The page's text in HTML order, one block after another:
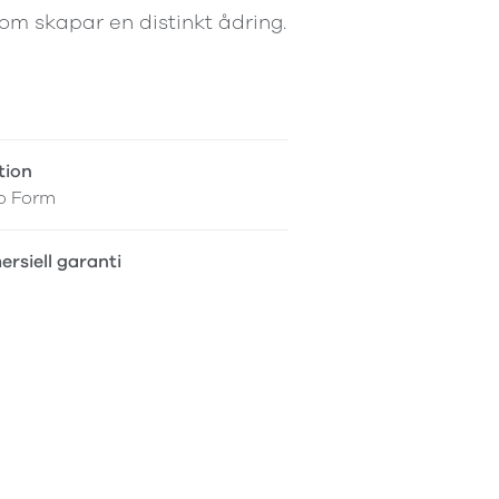
skapar en distinkt ådring.
Form
garanti